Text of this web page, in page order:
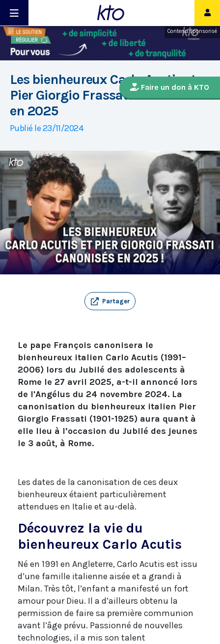
Contenu sponsorisé
Faire un don à KTO
Les bienheureux Carlo Acutis et
Pier Giorgio Frassati canonisés
en 2025
Publié le 23/11/2024
Partager
Le pape François canonisera le
bienheureux italien Carlo Acutis (1991–
2006) lors du Jubilé des adolescents à
Rome le 27 avril 2025, a-t-il annoncé lors
de l'Angélus du 24 novembre 2024. La
canonisation du bienheureux italien Pier
Giorgio Frassati (1901-1925) aura quant à
elle lieu à l’occasion du Jubilé des jeunes
le 3 août, à Rome.
Les dates de la canonisation de ces deux
bienheureux étaient particulièrement
attendues en Italie et au-delà.
Découvrez la vie du
bienheureux Carlo Acutis
Né en 1991 en Angleterre, Carlo Acutis est issu
d’une famille italienne aisée et a grandi à
Milan. Très tôt, l’enfant a manifesté un fort
amour pour Dieu. Il a d’ailleurs obtenu la
permission de faire sa première communion
avant l’âge prévu. Passionné de nouvelles
technologies, il a mis son talent